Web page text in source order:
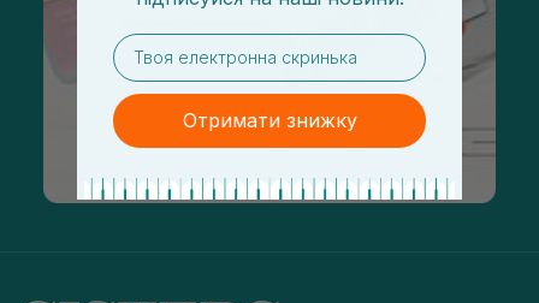
email
Отримати знижку